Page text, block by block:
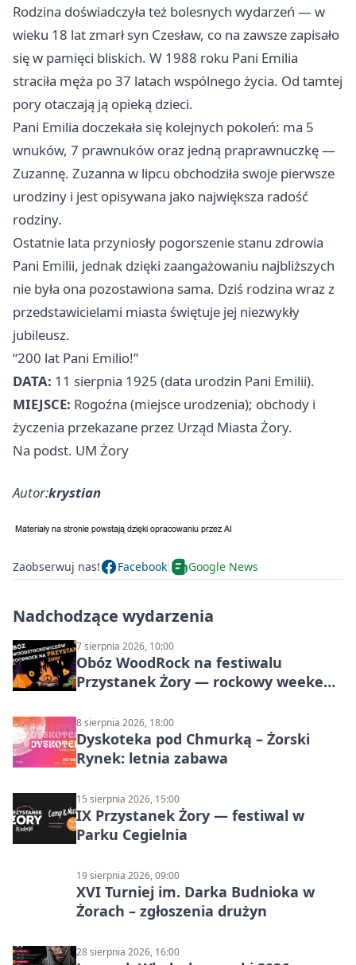
Rodzina doświadczyła też bolesnych wydarzeń — w
wieku 18 lat zmarł syn Czesław, co na zawsze zapisało
się w pamięci bliskich. W 1988 roku Pani Emilia
straciła męża po 37 latach wspólnego życia. Od tamtej
pory otaczają ją opieką dzieci.
Pani Emilia doczekała się kolejnych pokoleń: ma 5
wnuków, 7 prawnuków oraz jedną praprawnuczkę —
Zuzannę. Zuzanna w lipcu obchodziła swoje pierwsze
urodziny i jest opisywana jako największa radość
rodziny.
Ostatnie lata przyniosły pogorszenie stanu zdrowia
Pani Emilii, jednak dzięki zaangażowaniu najbliższych
nie była ona pozostawiona sama. Dziś rodzina wraz z
przedstawicielami miasta świętuje jej niezwykły
jubileusz.
“200 lat Pani Emilio!”
DATA: 11 sierpnia 1925 (data urodzin Pani Emilii).
MIEJSCE: Rogoźna (miejsce urodzenia); obchody i
życzenia przekazane przez Urząd Miasta Żory.
Na podst. UM Żory
Autor:krystian
Zaobserwuj nas! Facebook Google News
Nadchodzące wydarzenia
7 sierpnia 2026, 10:00
Obóz WoodRock na festiwalu
Przystanek Żory — rockowy weekend
8 sierpnia 2026, 18:00
Dyskoteka pod Chmurką – Żorski
Rynek: letnia zabawa
15 sierpnia 2026, 15:00
IX Przystanek Żory — festiwal w
Parku Cegielnia
19 sierpnia 2026, 09:00
XVI Turniej im. Darka Budnioka w
Żorach – zgłoszenia drużyn
28 sierpnia 2026, 16:00